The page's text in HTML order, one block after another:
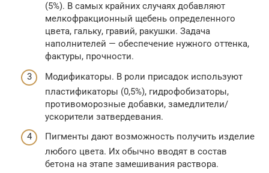
(5%). В самых крайних случаях добавляют
мелкофракционный щебень определенного
цвета, гальку, гравий, ракушки. Задача
наполнителей — обеспечение нужного оттенка,
фактуры, прочности.
Модификаторы. В роли присадок используют
пластификаторы (0,5%), гидрофобизаторы,
противоморозные добавки, замедлители/
ускорители затвердевания.
Пигменты дают возможность получить изделие
любого цвета. Их обычно вводят в состав
бетона на этапе замешивания раствора.